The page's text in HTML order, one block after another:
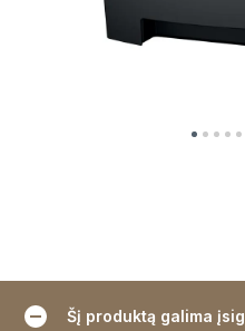
Šį produktą galima